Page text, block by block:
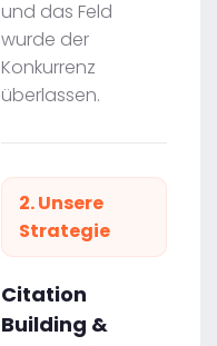
und das Feld
wurde der
Konkurrenz
überlassen.
2. Unsere
Strategie
Citation
Building &